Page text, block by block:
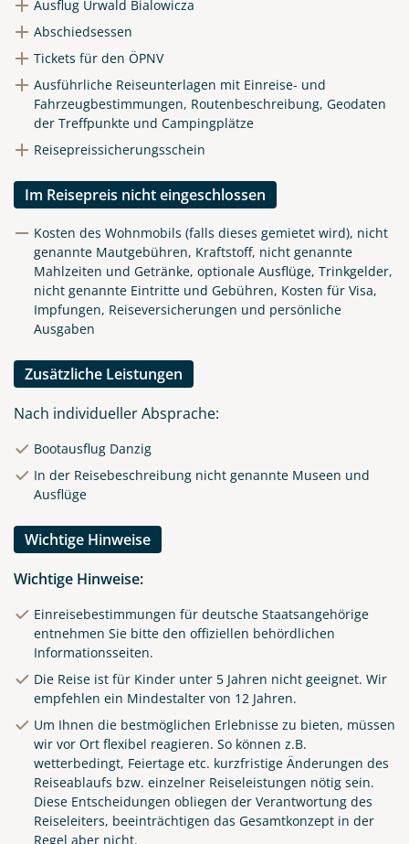
Ausflug Urwald Bialowicza
Abschiedsessen
Tickets für den ÖPNV
Ausführliche Reiseunterlagen mit Einreise- und
Fahrzeugbestimmungen, Routenbeschreibung, Geodaten
der Treffpunkte und Campingplätze
Reisepreissicherungsschein
Im Reisepreis nicht eingeschlossen
Kosten des Wohnmobils (falls dieses gemietet wird), nicht
genannte Mautgebühren, Kraftstoff, nicht genannte
Mahlzeiten und Getränke, optionale Ausflüge, Trinkgelder,
nicht genannte Eintritte und Gebühren, Kosten für Visa,
Impfungen, Reiseversicherungen und persönliche
Ausgaben
Zusätzliche Leistungen
Nach individueller Absprache:
Bootausflug Danzig
In der Reisebeschreibung nicht genannte Museen und
Ausflüge
Wichtige Hinweise
Wichtige Hinweise:
Einreisebestimmungen für deutsche Staatsangehörige
entnehmen Sie bitte den offiziellen behördlichen
Informationsseiten.
Die Reise ist für Kinder unter 5 Jahren nicht geeignet. Wir
empfehlen ein Mindestalter von 12 Jahren.
Um Ihnen die bestmöglichen Erlebnisse zu bieten, müssen
wir vor Ort flexibel reagieren. So können z.B.
wetterbedingt, Feiertage etc. kurzfristige Änderungen des
Reiseablaufs bzw. einzelner Reiseleistungen nötig sein.
Diese Entscheidungen obliegen der Verantwortung des
Reiseleiters, beeinträchtigen das Gesamtkonzept in der
Regel aber nicht.